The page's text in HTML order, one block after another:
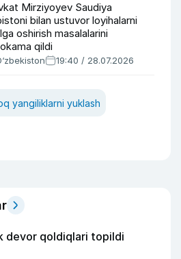
Mirziyoyev Saudiya
bilan ustuvor loyihalarni
oshirish masalalarini
qildi
19:40 / 28.07.2026
yangiliklarni yuklash
devor qoldiqlari topildi